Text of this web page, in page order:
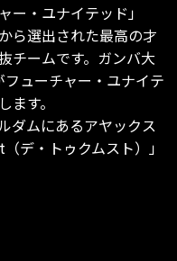
ー・ユナイテッド」
ら選出された最高の才
チームです。ガンバ大
ューチャー・ユナイテ
す。
ダムにあるアヤックス
デ・トゥクムスト）」